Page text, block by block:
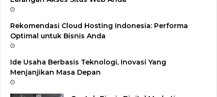
Rekomendasi Cloud Hosting Indonesia: Performa
Optimal untuk Bisnis Anda
Ide Usaha Berbasis Teknologi, Inovasi Yang
Menjanjikan Masa Depan